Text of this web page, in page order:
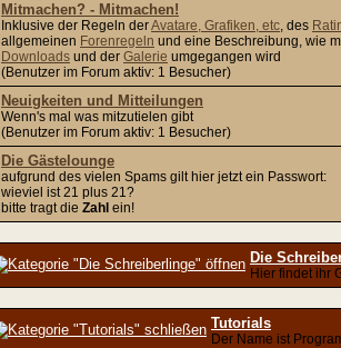
Mitmachen? - Mitmachen!
Inklusive der Regeln derAvatare, Grafiken, etc, des
allgemeinen Forenregeln und eine Beschreibung, wie
Downloads und der Galerie umgegangen wird
(Benutzer im Forum aktiv: 1 Besucher)
Neuigkeiten und Mitteilungen
Wenn's mal was mitzutielen gibt
(Benutzer im Forum aktiv: 1 Besucher)
Die Gästelounge
aufgrund des vielen Spams gilt hier jetzt ein Passwort:
wieviel ist 21 plus 21?
bitte tragt die Zahl ein!
Die
Hier findet ihr
Tutorials
Der Name ist